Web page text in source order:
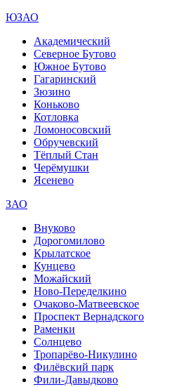
ЮЗАО
Академический
Северное Бутово
Южное Бутово
Гагаринский
Зюзино
Коньково
Котловка
Ломоносовский
Обручевский
Тёплый Стан
Черёмушки
Ясенево
ЗАО
Внуково
Дорогомилово
Крылатское
Кунцево
Можайский
Ново-Переделкино
Очаково-Матвеевское
Проспект Вернадского
Раменки
Солнцево
Тропарёво-Никулино
Филёвский парк
Фили-Давыдково